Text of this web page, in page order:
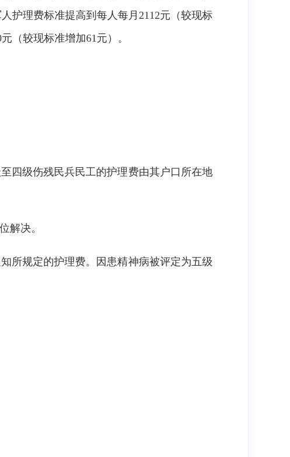
护理费标准提高到每人每月 2112元（较现标
元（较现标准增加61 元）。
四级伤残民兵民工的护理费由其户口所在地
解决。
所规定的护理费。因患精神病被评定为五级